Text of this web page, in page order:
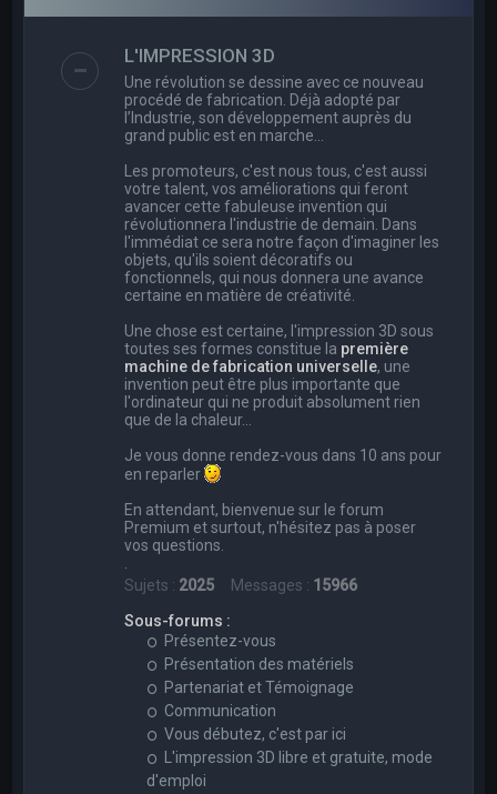
L'IMPRESSION 3D
Une révolution se dessine avec ce nouveau
procédé de fabrication. Déjà adopté par
l’Industrie, son développement auprès du
grand public est en marche…
Les promoteurs, c'est nous tous, c'est aussi
votre talent, vos améliorations qui feront
avancer cette fabuleuse invention qui
révolutionnera l'industrie de demain. Dans
l'immédiat ce sera notre façon d'imaginer les
objets, qu'ils soient décoratifs ou
fonctionnels, qui nous donnera une avance
certaine en matière de créativité.
Une chose est certaine, l'impression 3D sous
toutes ses formes constitue la première
machine de fabrication universelle, une
invention peut être plus importante que
l'ordinateur qui ne produit absolument rien
que de la chaleur...
Je vous donne rendez-vous dans 10 ans pour
en reparler
En attendant, bienvenue sur le forum
Premium et surtout, n'hésitez pas à poser
vos questions.
Sujets : 2025 Messages : 15966
Sous-forums :
Présentez-vous
Présentation des matériels
Partenariat et Témoignage
Communication
Vous débutez, c'est par ici
L'impression 3D libre et gratuite, mode
d'emploi